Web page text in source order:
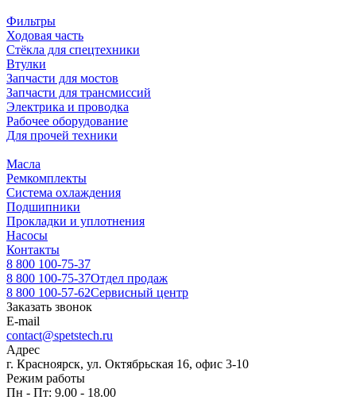
Фильтры
Ходовая часть
Стёкла для спецтехники
Втулки
Запчасти для мостов
Запчасти для трансмиссий
Электрика и проводка
Рабочее оборудование
Для прочей техники
Масла
Ремкомплекты
Система охлаждения
Подшипники
Прокладки и уплотнения
Насосы
Контакты
8 800 100-75-37
8 800 100-75-37Отдел продаж
8 800 100-57-62Сервисный центр
Заказать звонок
E-mail
contact@spetstech.ru
Адрес
г. Красноярск, ул. Октябрьская 16, офис 3-10
Режим работы
Пн - Пт: 9.00 - 18.00